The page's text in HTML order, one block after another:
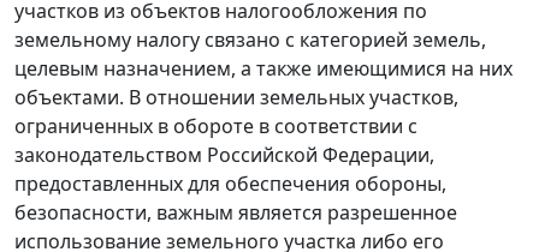
участков из объектов налогообложения по
земельному налогу связано с категорией земель,
целевым назначением, а также имеющимися на них
объектами. В отношении земельных участков,
ограниченных в обороте в соответствии с
законодательством Российской Федерации,
предоставленных для обеспечения обороны,
безопасности, важным является разрешенное
использование земельного участка либо его